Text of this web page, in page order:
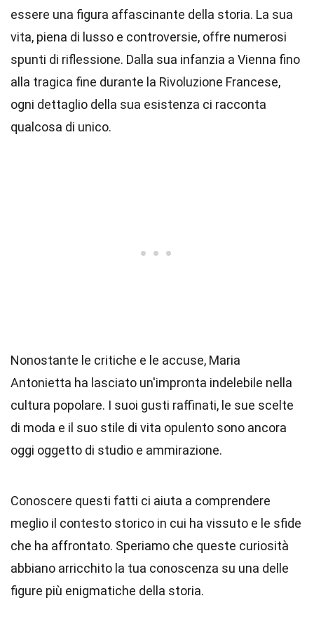
essere una figura affascinante della storia. La sua
vita, piena di lusso e controversie, offre numerosi
spunti di riflessione. Dalla sua infanzia a Vienna fino
alla tragica fine durante la Rivoluzione Francese,
ogni dettaglio della sua esistenza ci racconta
qualcosa di unico.
Nonostante le critiche e le accuse, Maria
Antonietta ha lasciato un'impronta indelebile nella
cultura popolare. I suoi gusti raffinati, le sue scelte
di moda e il suo stile di vita opulento sono ancora
oggi oggetto di studio e ammirazione.
Conoscere questi fatti ci aiuta a comprendere
meglio il contesto storico in cui ha vissuto e le sfide
che ha affrontato. Speriamo che queste curiosità
abbiano arricchito la tua conoscenza su una delle
figure più enigmatiche della storia.